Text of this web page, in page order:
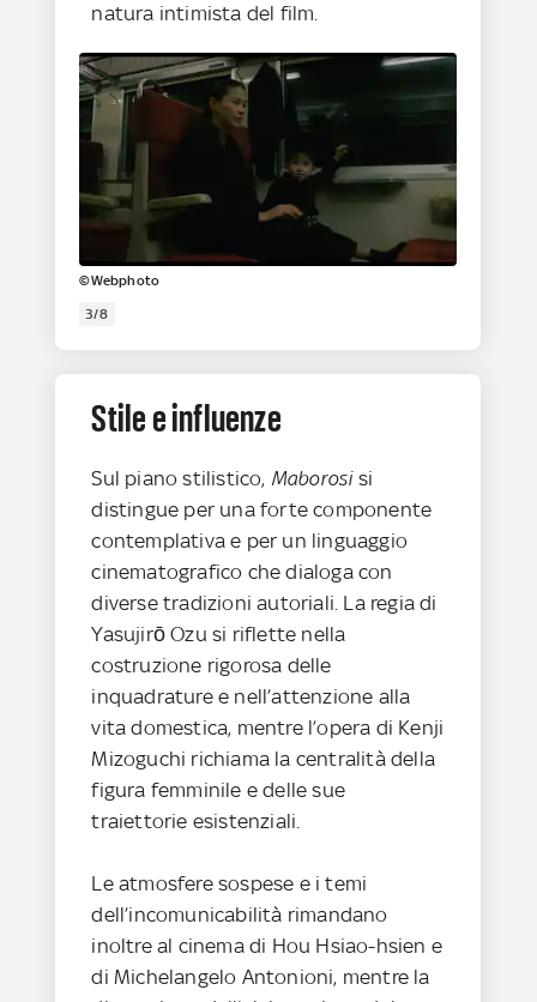
natura intimista del film.
©Webphoto
3/8
Stile e influenze
Sul piano stilistico, Maborosisi
distingue per una forte componente
contemplativa e per un linguaggio
cinematografico che dialoga con
diverse tradizioni autoriali. La regia di
Yasujirō Ozu si riflette nella
costruzione rigorosa delle
inquadrature e nell’attenzione alla
vita domestica, mentre l’opera di Kenji
Mizoguchi richiama la centralità della
figura femminile e delle sue
traiettorie esistenziali.
Le atmosfere sospese e i temi
dell’incomunicabilità rimandano
inoltre al cinema di Hou Hsiao-hsien e
di Michelangelo Antonioni, mentre la